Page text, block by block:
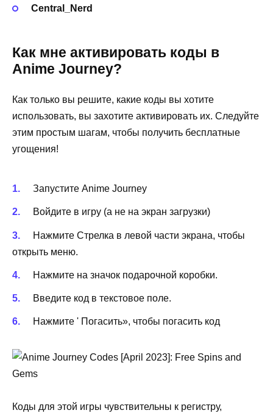
Central_Nerd
Как мне активировать коды в
Anime Journey?
Как только вы решите, какие коды вы хотите
использовать, вы захотите активировать их. Следуйте
этим простым шагам, чтобы получить бесплатные
угощения!
Запустите Anime Journey
Войдите в игру (а не на экран загрузки)
Нажмите Стрелка в левой части экрана, чтобы
открыть меню.
Нажмите на значок подарочной коробки.
Введите код в текстовое поле.
Нажмите ' Погасить», чтобы погасить код
Коды для этой игры чувствительны к регистру,